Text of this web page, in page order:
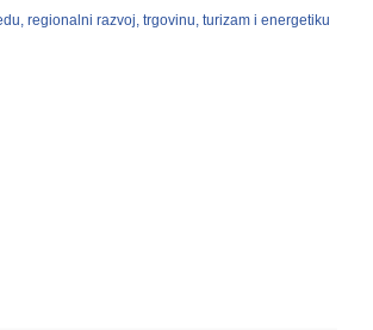
regionalni razvoj, trgovinu, turizam i energetiku